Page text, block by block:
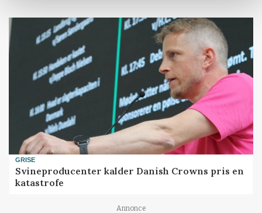
GRISE
Svineproducenter kalder Danish Crowns pris en
katastrofe
Annonce